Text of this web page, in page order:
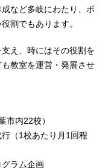
など多岐にわたり、ボ
割でもあります。
え、時にはその役割を
教室を運営・発展させ
市内22校）
（1校あたり月1回程
グラム企画